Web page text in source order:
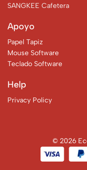
SANGKEE Cafetera
Apoyo
Papel Tapiz
Mouse Software
Teclado Software
Help
Privacy Policy
© 2026